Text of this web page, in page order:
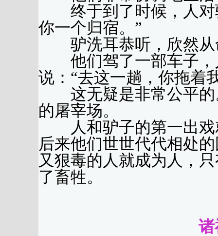
终于到了时候，人对
你一个归宿。”
驴洗耳恭听，欣然从
他们驾了一部车子，
说：“去这一趟，你拖着
这无疑是非常公平的
的屠宰场。
人和驴子的第一出戏
后来他们世世代代相处
又狠毒的人就成为人，
了畜牲。